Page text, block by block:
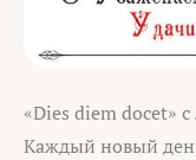
«Dies diem docet»
Каждый новый